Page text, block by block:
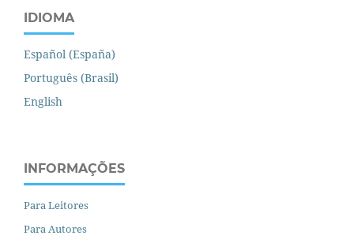
IDIOMA
Español (España)
Português (Brasil)
English
INFORMAÇÕES
Para Leitores
Para Autores